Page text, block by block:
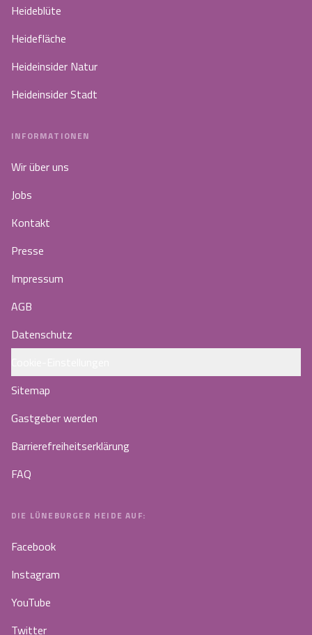
Heideblüte
Heidefläche
Heideinsider Natur
Heideinsider Stadt
INFORMATIONEN
Wir über uns
Jobs
Kontakt
Presse
Impressum
AGB
Datenschutz
Sitemap
Gastgeber werden
Barrierefreiheitserklärung
FAQ
DIE LÜNEBURGER HEIDE AUF:
Facebook
Instagram
YouTube
Twitter